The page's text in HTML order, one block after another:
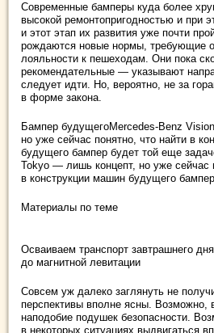
Современные бамперы куда более
высокой ремонтопригодностью и при
и этот этап их развития уже почти
рождаются новые нормы, требующие
лояльности к пешеходам. Они пока
рекомендательные — указывают
следует идти. Но, вероятно, не за
в форме закона.
Бампер будущегоMercedes-Benz
но уже сейчас понятно, что найти в
будущего бампер будет той еще
Tokyo — лишь концепт, но уже сейчас
в конструкции машин будущего
Материалы по теме
Осваиваем транспорт завтрашнего
до магнитной левитации
Совсем уж далеко заглянуть не
перспективы вполне ясны. Возможно,
наподобие подушек безопасности.
в некоторых ситуациях выдвигаться